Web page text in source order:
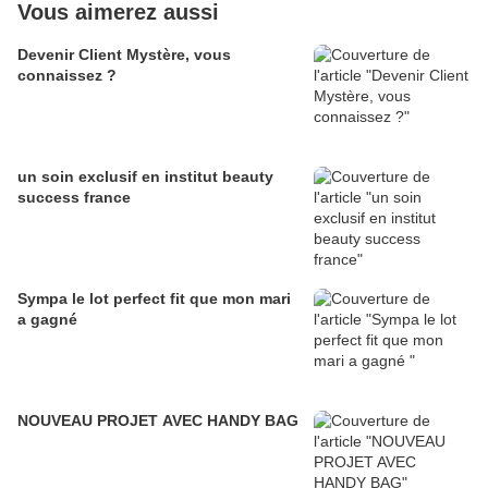
Vous aimerez aussi
Devenir Client Mystère, vous
connaissez ?
un soin exclusif en institut beauty
success france
Sympa le lot perfect fit que mon mari
a gagné
NOUVEAU PROJET AVEC HANDY BAG